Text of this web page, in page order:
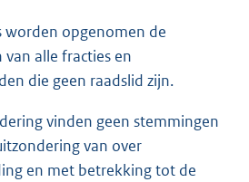
worden opgenomen de
alle fracties en
die geen raadslid zijn.
vinden geen stemmingen
van over
en met betrekking tot de